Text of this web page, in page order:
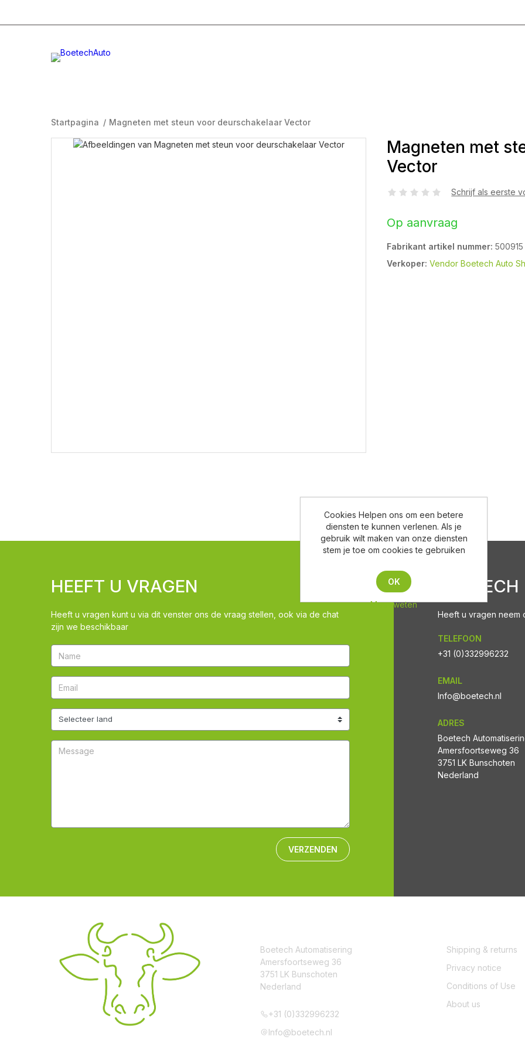
Startpagina / Magneten met steun voor deurschakelaar Vector
Magneten met
Vector
Schrijf als eerste
Op aanvraag
Fabrikant artikel nummer: 500915
Verkoper: Vendor Boetech Auto
HEEFT U VRAGEN
Heeft u vragen kunt u via dit venster ons de vraag stellen, ook via de chat
zijn we beschikbaar
VERZENDEN
BOETECH
Heeft u vragen neem
TELEFOON
+31 (0)332996232
EMAIL
Info@boetech.nl
ADRES
Boetech
Amersfoortseweg 36
3751 LK Bunschoten
Nederland
Boetech Automatisering
Amersfoortseweg 36
3751 LK Bunschoten
Nederland
+31 (0)332996232
Info@boetech.nl
Shipping & returns
Privacy notice
Conditions of Use
About us
Cookies Helpen ons om een betere
diensten te kunnen verlenen. Als je
gebruik wilt maken van onze diensten
stem je toe om cookies te gebruiken
OK
Meer weten